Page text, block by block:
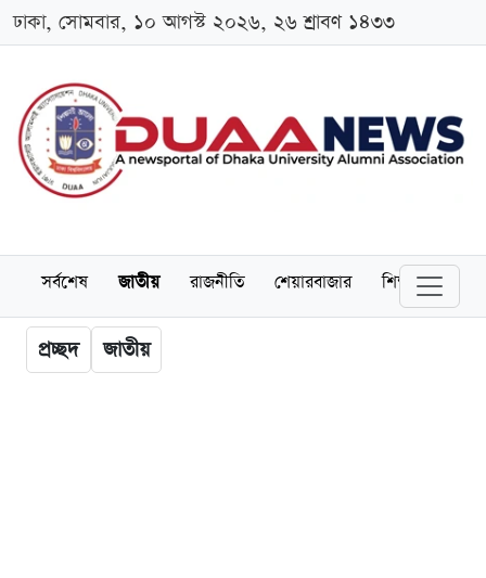
ঢাকা, সোমবার, ১০ আগস্ট ২০২৬, ২৬ শ্রাবণ ১৪৩৩
সর্বশেষ জাতীয় রাজনীতি শেয়ারবাজার শিক্ষা
প্রচ্ছদ জাতীয়